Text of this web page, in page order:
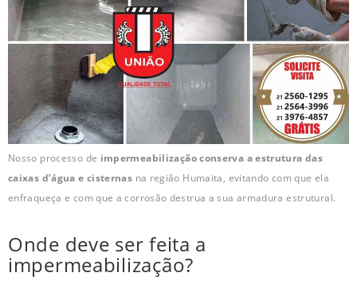
Nosso processo de impermeabilização conserva a estrutura das
caixas d’água e cisternas na região Humaita, evitando com que ela
enfraqueça e com que a corrosão destrua a sua armadura estrutural.
Onde deve ser feita a
impermeabilização?